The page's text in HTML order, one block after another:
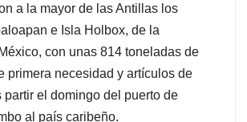
a la mayor de las Antillas los
e Isla Holbox, de la
con unas 814 toneladas de
primera necesidad y artículos de
partir el domingo del puerto de
al país caribeño.